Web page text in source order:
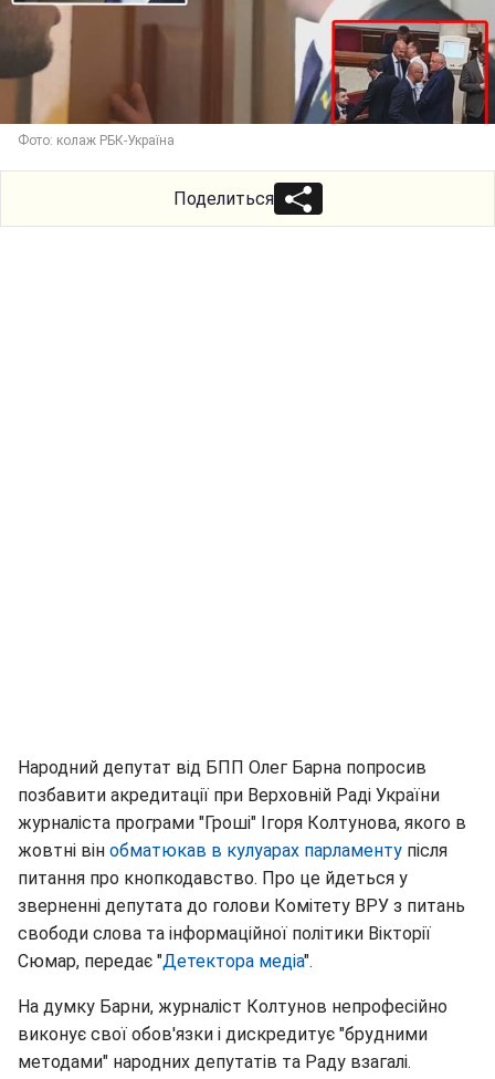
Фото: колаж РБК-Україна
Поделиться
Народний депутат від БПП Олег Барна попросив
позбавити акредитації при Верховній Раді України
журналіста програми "Гроші" Ігоря Колтунова, якого в
жовтні він обматюкав в кулуарах парламенту після
питання про кнопкодавство. Про це йдеться у
зверненні депутата до голови Комітету ВРУ з питань
свободи слова та інформаційної політики Вікторії
Сюмар, передає "Детектора медіа".
На думку Барни, журналіст Колтунов непрофесійно
виконує свої обов'язки і дискредитує "брудними
методами" народних депутатів та Раду взагалі.